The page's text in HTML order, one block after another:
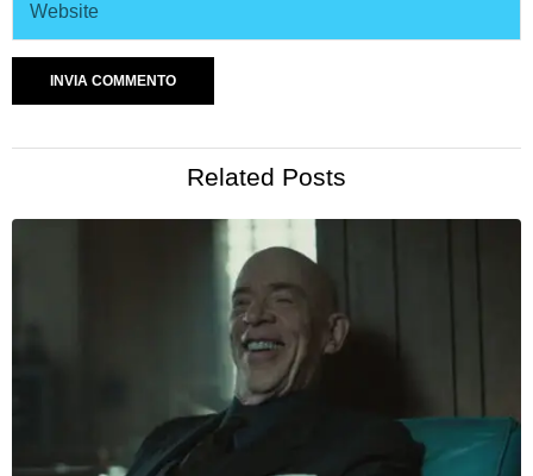
Related Posts